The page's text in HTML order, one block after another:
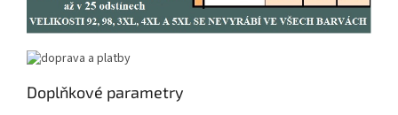
Doplňkové parametry